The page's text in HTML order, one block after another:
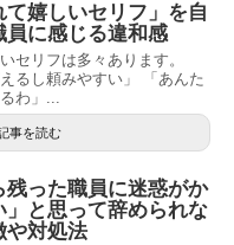
て嬉しいセリフ」を自
に感じる違和感
セリフは多々あります。
るし頼みやすい」 「あんた
わ」...
事を読む
残った職員に迷惑がか
と思って辞められな
や対処法